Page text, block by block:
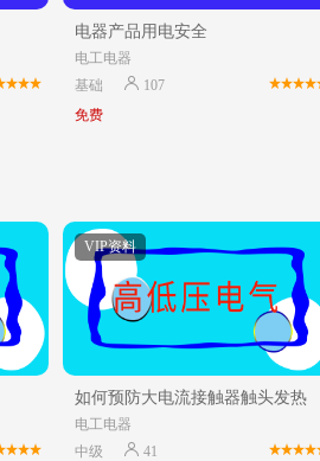
电器产品用电安全
电工电器
基础
107
免费
VIP资料
如何预防大电流接触器触头发热
电工电器
中级
41